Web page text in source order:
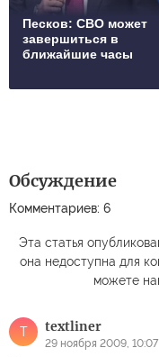
Песков: СВО может
завершиться в
ближайшие часы
Обсуждение
Комментариев: 6
Эта статья
она недоступна для
можете
T textliner
29 ноября 2009, 10:07